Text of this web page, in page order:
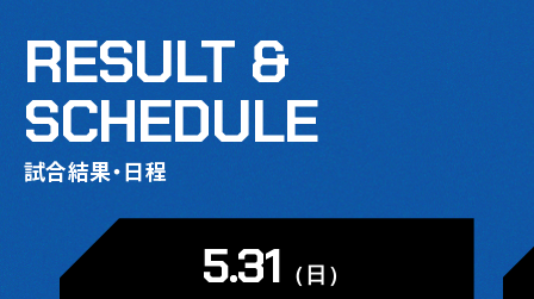
RESULT &
SCHEDULE
試合結果・日程
5.31 （日）